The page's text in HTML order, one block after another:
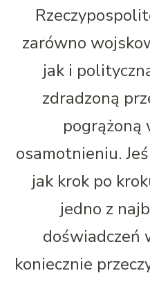
zarówno
jak i
zdradzoną
pogrążoną
osamotnieniu.
jak krok po
jedno z
doświadczeń
koniecznie